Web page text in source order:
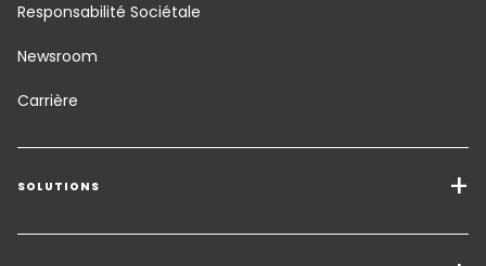
Responsabilité Sociétale
Newsroom
Carrière
SOLUTIONS
Transport de marchandises